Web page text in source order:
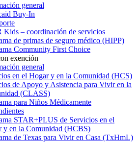
general
Buy-In
Kids – coordinación de servicios
de primas de seguro médico (HIPP)
Community First Choice
exención
general
en el Hogar y en la Comunidad (HCS)
de Apoyo y Asistencia para Vivir en la
(CLASS)
para Niños Médicamente
STAR+PLUS de Servicios en el
y en la Comunidad (HCBS)
de Texas para Vivir en Casa (TxHmL)